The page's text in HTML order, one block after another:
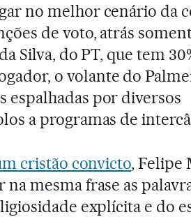
no melhor cenário da
de voto, atrás
Silva, do PT, que tem
o volante do
espalhadas por diversos
a programas de
cristão convicto, Felipe
mesma frase as
explícita e do